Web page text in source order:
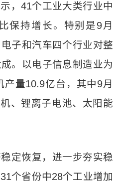
，41个工业大类行业中
保持增长。特别是9月
子和汽车四个行业对整
。以电子信息制造业为
量10.9亿台，其中9月
、锂离子电池、太阳能
定恢复，进一步夯实稳
个省份中28个工业增加